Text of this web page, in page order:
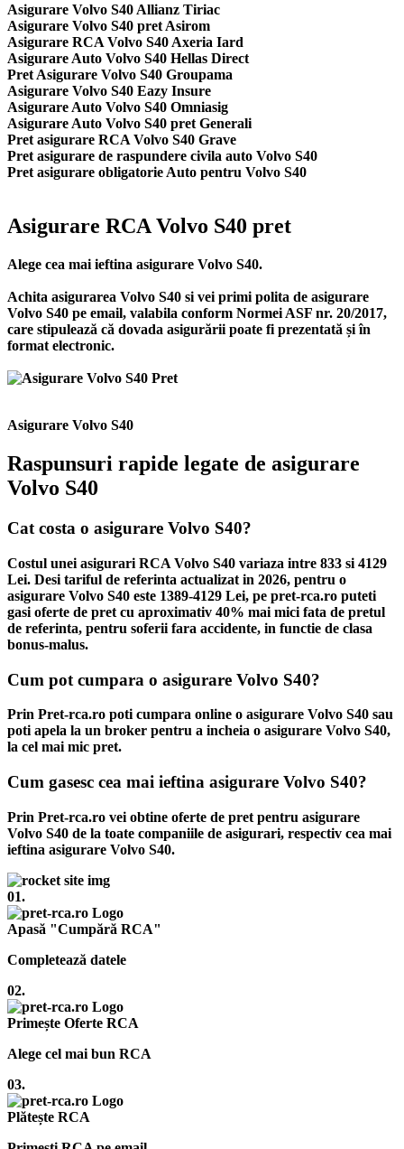
Asigurare Volvo S40 Allianz Tiriac
Asigurare Volvo S40 pret Asirom
Asigurare RCA Volvo S40 Axeria Iard
Asigurare Auto Volvo S40 Hellas Direct
Pret Asigurare Volvo S40 Groupama
Asigurare Volvo S40 Eazy Insure
Asigurare Auto Volvo S40 Omniasig
Asigurare Auto Volvo S40 pret Generali
Pret asigurare RCA Volvo S40 Grave
Pret asigurare de raspundere civila auto Volvo S40
Pret asigurare obligatorie Auto pentru Volvo S40
Asigurare RCA Volvo S40 pret
Alege cea mai ieftina asigurare Volvo S40.
Achita asigurarea Volvo S40 si vei primi polita de asigurare
Volvo S40 pe email, valabila conform Normei ASF nr. 20/2017,
care stipulează că dovada asigurării poate fi prezentată și în
format electronic.
Asigurare Volvo S40
Raspunsuri rapide legate de asigurare
Volvo S40
Cat costa o asigurare Volvo S40?
Costul unei asigurari RCA Volvo S40 variaza intre 833 si 4129
Lei. Desi tariful de referinta actualizat in 2026, pentru o
asigurare Volvo S40 este 1389-4129 Lei, pe pret-rca.ro puteti
gasi oferte de pret cu aproximativ 40% mai mici fata de pretul
de referinta, pentru soferii fara accidente, in functie de clasa
bonus-malus.
Cum pot cumpara o asigurare Volvo S40?
Prin Pret-rca.ro poti cumpara online o asigurare Volvo S40 sau
poti apela la un broker pentru a incheia o asigurare Volvo S40,
la cel mai mic pret.
Cum gasesc cea mai ieftina asigurare Volvo S40?
Prin Pret-rca.ro vei obtine oferte de pret pentru asigurare
Volvo S40 de la toate companiile de asigurari, respectiv cea mai
ieftina asigurare Volvo S40.
01.
Apasă "Cumpără RCA"
Completează datele
02.
Primește Oferte RCA
Alege cel mai bun RCA
03.
Plătește RCA